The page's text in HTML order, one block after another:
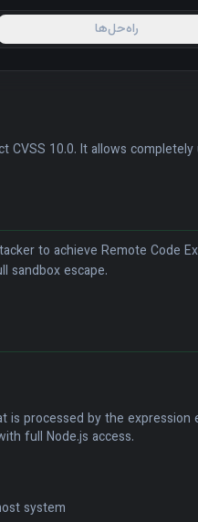
راه‌حل‌ها
10.0. It allows
to achieve Remote
sandbox escape.
processed by the
full Node.js access.
system